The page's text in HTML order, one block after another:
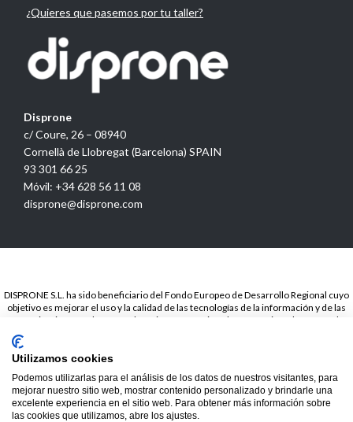
¿Quieres que pasemos por tu taller?
Disprone
c/ Coure, 26 – 08940
Cornellà de Llobregat (Barcelona) SPAIN
93 301 66 25
Móvil: +34 628 56 11 08
disprone@disprone.com
DISPRONE S.L. ha sido beneficiario del Fondo Europeo de Desarrollo Regional cuyo
objetivo es mejorar el uso y la calidad de las tecnologías de la información y de las
comunicaciones y el acceso a las mismas y gracias a la Presencia web a través de
página propia.. Esta acción ha tenido lugar en el periodo de TICCámaras 2018. Para
ello ha contado con el apoyo del programa TICCámaras de la Cámara de Barcelona.
Utilizamos cookies
Podemos utilizarlas para el análisis de los datos de nuestros visitantes, para
mejorar nuestro sitio web, mostrar contenido personalizado y brindarle una
excelente experiencia en el sitio web. Para obtener más información sobre
las cookies que utilizamos, abre los ajustes.